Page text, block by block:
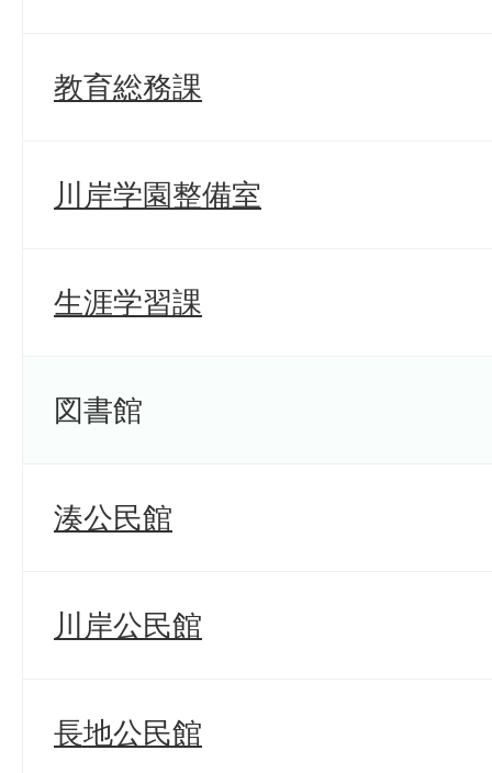
教育総務課
川岸学園整備室
生涯学習課
図書館
湊公民館
川岸公民館
長地公民館